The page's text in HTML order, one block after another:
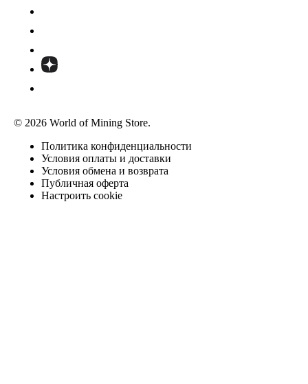
© 2026 World of Mining Store.
Политика конфиденциальности
Условия оплаты и доставки
Условия обмена и возврата
Публичная оферта
Настроить cookie